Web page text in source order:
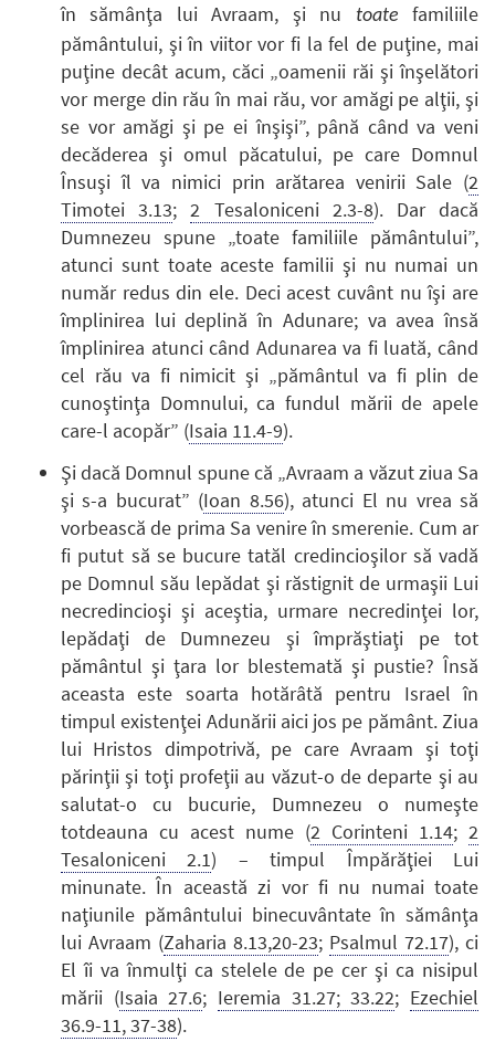
în sămânţa lui Avraam, şi nu
toate
familiile
pământului, şi în viitor vor fi la fel de puţine, mai
puţine decât acum, căci „oamenii răi şi înşelători
vor merge din rău în mai rău, vor amăgi pe alţii, şi
se vor amăgi şi pe ei înşişi”, până când va veni
decăderea şi omul păcatului, pe care Domnul
Însuşi îl va nimici prin arătarea venirii Sale (2
Timotei 3.13;2 Tesaloniceni 2.3-8). Dar dacă
Dumnezeu spune „toate familiile pământului”,
atunci sunt toate aceste familii şi nu numai un
număr redus din ele. Deci acest cuvânt nu îşi are
împlinirea lui deplină în Adunare; va avea însă
împlinirea atunci când Adunarea va fi luată, când
cel rău va fi nimicit şi „pământul va fi plin de
cunoştinţa Domnului, ca fundul mării de apele
care-l acopăr” (Isaia 11.4-9).
Şi dacă Domnul spune că „Avraam a văzut ziua Sa
şi s-a bucurat” (Ioan 8.56), atunci El nu vrea să
vorbească de prima Sa venire în smerenie. Cum ar
fi putut să se bucure tatăl credincioşilor să vadă
pe Domnul său lepădat şi răstignit de urmaşii Lui
necredincioşi şi aceştia, urmare necredinţei lor,
lepădaţi de Dumnezeu şi împrăştiaţi pe tot
pământul şi ţara lor blestemată şi pustie? Însă
aceasta este soarta hotărâtă pentru Israel în
timpul existenţei Adunării aici jos pe pământ. Ziua
lui Hristos dimpotrivă, pe care Avraam şi toţi
părinţii şi toţi profeţii au văzut-o de departe şi au
salutat-o cu bucurie, Dumnezeu o numeşte
totdeauna cu acest nume (2 Corinteni 1.14; 2
Tesaloniceni 2.1) – timpul Împărăţiei Lui
minunate. În această zi vor fi nu numai toate
naţiunile pământului binecuvântate în sămânţa
lui Avraam (Zaharia 8.13,20-23; Psalmul 72.17), ci
El îi va înmulţi ca stelele de pe cer şi ca nisipul
mării (Isaia 27.6; Ieremia 31.27; 33.22; Ezechiel
36.9-11, 37-38).